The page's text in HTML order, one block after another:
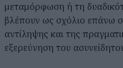
μεταμόρφωση ή τη
βλέπουν ως σχόλιο επάνω
αντίληψης και της
εξερεύνηση του